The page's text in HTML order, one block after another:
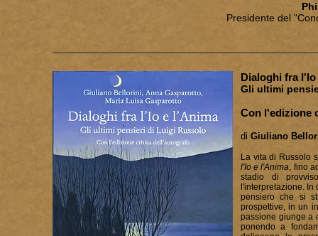
Presidente del
Dialoghi fra
Gli ultimi
Con l'edizione
di Giuliano
La vita di Russolo
l'Io e l'Anima, fino
stadio di
l'interpretazione.
pensiero che si
prospettive, in un
passione giunge a
ponendo a